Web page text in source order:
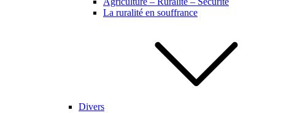
La ruralité en souffrance
Divers